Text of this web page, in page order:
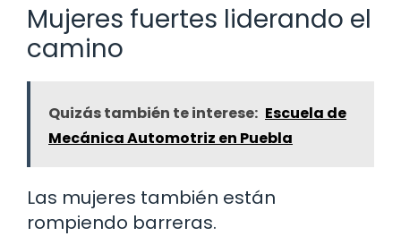
Mujeres fuertes liderando el
camino
Quizás también te interese: Escuela de
Mecánica Automotriz en Puebla
Las mujeres también están
rompiendo barreras.